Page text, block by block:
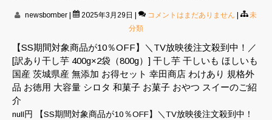
newsbomber | 2025年3月29日 | コメントはまだありません |
未
分類
【SS期間対象商品が10％OFF】＼TV放映後注文殺到中！／
[訳あり干し芋 400g×2袋（800g）] 干し芋 干しいも ほしいも
国産 茨城県産 無添加 お得セット 幸田商店 わけあり 規格外
品 お徳用 大容量 シロタ 和菓子 お菓子 おやつ スイーのご紹
介
null円 【SS期間対象商品が10％OFF】＼TV放映後注文殺到中！